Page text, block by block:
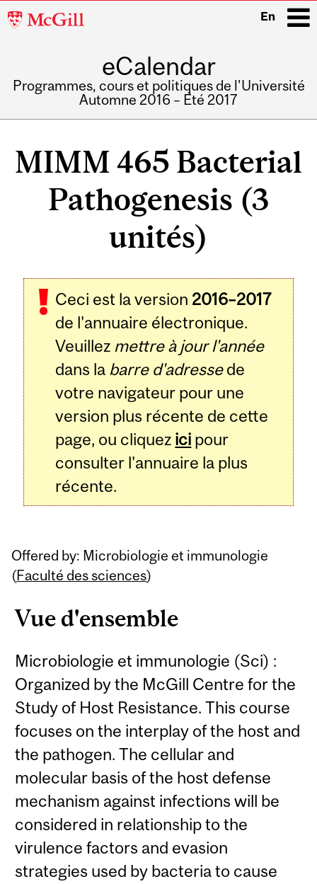
McGill
En
eCalendar
Programmes, cours et politiques de l'Université
Automne 2016 – Été 2017
MIMM 465 Bacterial
Pathogenesis (3
unités)
Ceci est la version 2016–2017
de l'annuaire électronique.
Veuillez mettre à jour l'année
dans la barre d'adressede
votre navigateur pour une
version plus récente de cette
page, ou cliquez ici pour
consulter l'annuaire la plus
récente.
Offered by: Microbiologie et immunologie
(Faculté des sciences)
Vue d'ensemble
Microbiologie et immunologie (Sci) :
Organized by the McGill Centre for the
Study of Host Resistance. This course
focuses on the interplay of the host and
the pathogen. The cellular and
molecular basis of the host defense
mechanism against infections will be
considered in relationship to the
virulence factors and evasion
strategies used by bacteria to cause